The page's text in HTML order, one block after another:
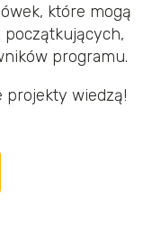
które mogą
programu.
projekty wiedzą!